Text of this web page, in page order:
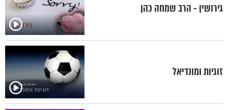
גירושין - הרב שמחה כהן
זוגיות ומונדיאל